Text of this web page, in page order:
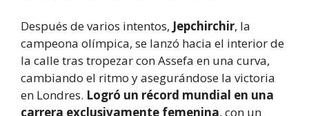
Después de varios intentos, Jepchirchir, la
campeona olímpica, se lanzó hacia el interior de
la calle tras tropezar con Assefa en una curva,
cambiando el ritmo y asegurándose la victoria
en Londres. Logró un récord mundial en una
carrera exclusivamente femenina, con un